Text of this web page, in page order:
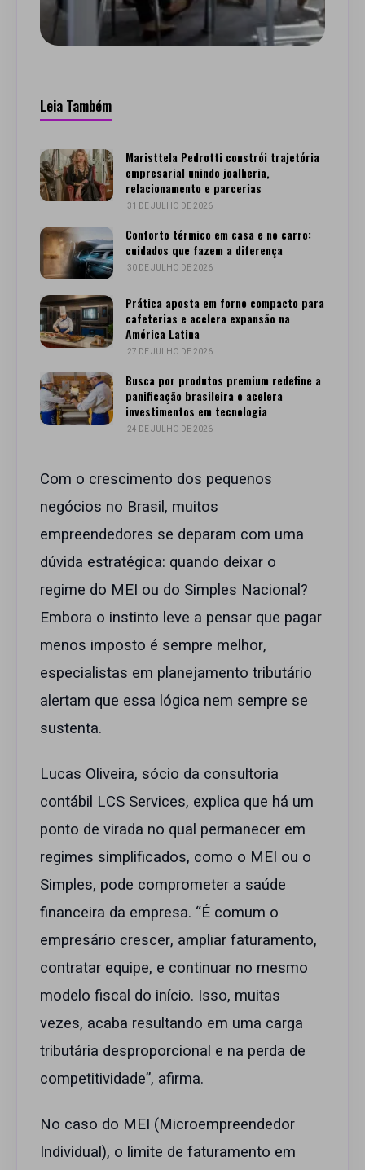
Leia Também
Maristtela Pedrotti constrói trajetória
empresarial unindo joalheria,
relacionamento e parcerias
31 DE JULHO DE 2026
Conforto térmico em casa e no carro:
cuidados que fazem a diferença
30 DE JULHO DE 2026
Prática aposta em forno compacto para
cafeterias e acelera expansão na
América Latina
27 DE JULHO DE 2026
Busca por produtos premium redefine a
panificação brasileira e acelera
investimentos em tecnologia
24 DE JULHO DE 2026
Com o crescimento dos pequenos
negócios no Brasil, muitos
empreendedores se deparam com uma
dúvida estratégica: quando deixar o
regime do MEI ou do Simples Nacional?
Embora o instinto leve a pensar que pagar
menos imposto é sempre melhor,
especialistas em planejamento tributário
alertam que essa lógica nem sempre se
sustenta.
Lucas Oliveira, sócio da consultoria
contábil LCS Services, explica que há um
ponto de virada no qual permanecer em
regimes simplificados, como o MEI ou o
Simples, pode comprometer a saúde
financeira da empresa. “É comum o
empresário crescer, ampliar faturamento,
contratar equipe, e continuar no mesmo
modelo fiscal do início. Isso, muitas
vezes, acaba resultando em uma carga
tributária desproporcional e na perda de
competitividade”, afirma.
No caso do MEI (Microempreendedor
Individual), o limite de faturamento em